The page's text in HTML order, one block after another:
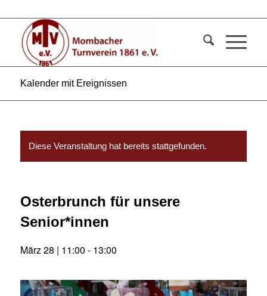
Kalender mit Ereignissen
Diese Veranstaltung hat bereits stattgefunden.
Osterbrunch für unsere
Senior*innen
März 28 | 11:00 - 13:00